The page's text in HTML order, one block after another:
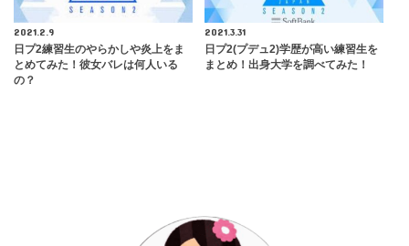
2021.2.9
日プ2練習生のやらかしや炎上をま
とめてみた！彼女バレは何人いる
の？
2021.3.31
日プ2(プデュ2)学歴が高い練習生を
まとめ！出身大学を調べてみた！